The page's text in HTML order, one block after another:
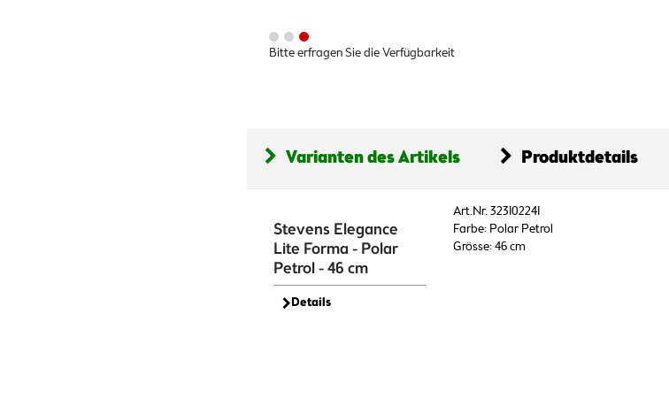
Bitte erfragen Sie die Verfügbarkeit
Varianten des Artikels Produktdetails
Stevens Elegance
Lite Forma - Polar
Petrol - 46 cm
Details
Art.Nr. 323102241
Farbe: Polar Petrol
Grösse: 46 cm